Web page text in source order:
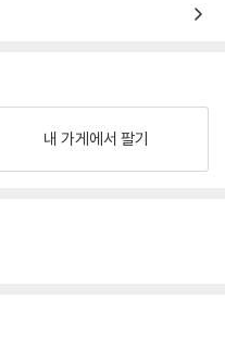
내 가게에서 팔기